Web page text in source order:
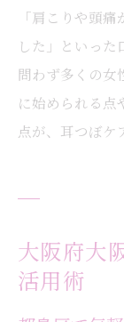
「肩こりや頭
した」といった
問わず多くの女
に始められる点
点が、耳つぼケ
大阪府大
活用術